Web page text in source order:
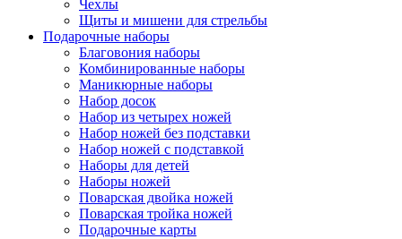
Чехлы
Щиты и мишени для стрельбы
Подарочные наборы
Благовония наборы
Комбинированные наборы
Маникюрные наборы
Набор досок
Набор из четырех ножей
Набор ножей без подставки
Набор ножей с подставкой
Наборы для детей
Наборы ножей
Поварская двойка ножей
Поварская тройка ножей
Подарочные карты